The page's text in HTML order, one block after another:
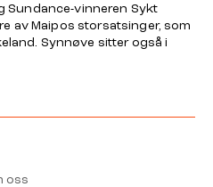
Sundance-vinneren Sykt
av Maipos storsatsinger, som
. Synnøve sitter også i
oss